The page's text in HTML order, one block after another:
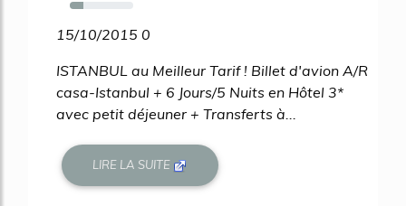
21%
15/10/2015 0
ISTANBUL au Meilleur Tarif ! Billet d'avion A/R
casa-Istanbul + 6 Jours/5 Nuits en Hôtel 3*
avec petit déjeuner + Transferts à...
LIRE LA SUITE